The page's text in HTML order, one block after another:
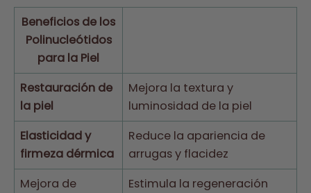
Beneficios de los
Polinucleótidos
para la Piel
Restauración de
la piel
Mejora la textura y
luminosidad de la piel
Elasticidad y
firmeza dérmica
Reduce la apariencia de
arrugas y flacidez
Mejora de
Estimula la regeneración